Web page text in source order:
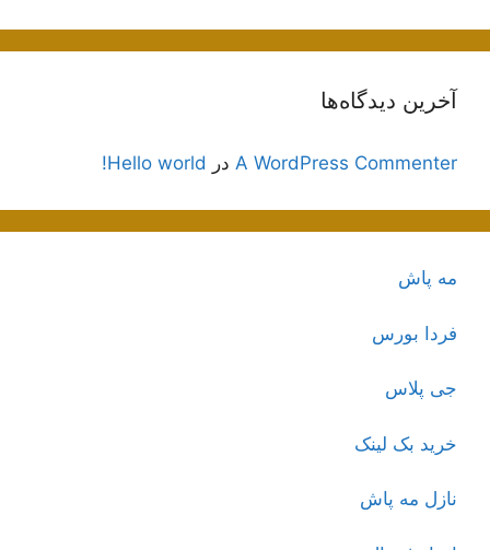
آخرین دیدگاه‌ها
A WordPress Commenter در Hello world!
مه پاش
فردا بورس
جی پلاس
خرید بک لینک
نازل مه پاش